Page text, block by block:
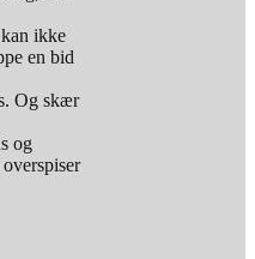
ikke
en bid
Og skær
og